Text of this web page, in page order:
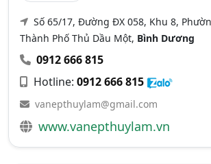
Số 65/17, Đường ĐX 058, Khu 8,
Thành Phố Thủ Dầu Một, Bình Dương
0912 666 815
Hotline: 0912 666 815
vanepthuylam@gmail.com
www.vanepthuylam.vn